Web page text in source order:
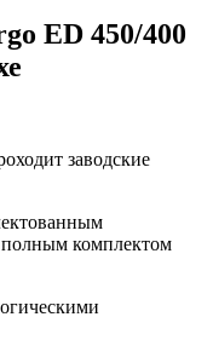
ED 450/400
заводские
полным комплектом